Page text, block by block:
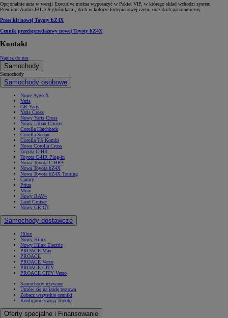
Opcjonalnie auta w wersji Executive można wyposażyć w Pakiet VIP, w którego skład wchodzi system
Premium Audio JBL z 9 głośnikami, dach w kolorze fortepianowej czerni oraz dach panoramiczny.
Press kit nowej Toyoty bZ4X
Cennik przedsprzedażowy nowej Toyoty bZ4X
Kontakt
Napisz do nas
Samochody
Samochody
Samochody osobowe
Nowe Aygo X
Yaris
GR Yaris
Yaris Cross
Nowy Yaris Cross
Nowy Urban Cruiser
Corolla Hatchback
Corolla Sedan
Corolla TS Kombi
Nowa Corolla Cross
Toyota C-HR
Toyota C-HR Plug-in
Nowa Toyota C-HR+
Nowa Toyota bZ4X
Nowa Toyota bZ4X Touring
Camry
Prius
Mirai
Nowy RAV4
Land Cruiser
Nowy GR GT
Samochody dostawcze
Hilux
Nowy Hilux
Nowy Hilux Electric
PROACE Max
PROACE
PROACE Verso
PROACE CITY
PROACE CITY Verso
Samochody używane
Umów się na jazdę testową
Zobacz wszystkie cenniki
Konfiguruj swoją Toyotę
Oferty specjalne i Finansowanie